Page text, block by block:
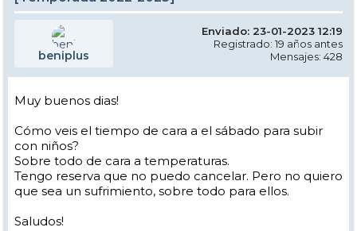
beniplus
Enviado: 23-01-2023 12:19
Registrado: 19 años antes
Mensajes: 428
Muy buenos dias!
Cómo veis el tiempo de cara a el sábado para subir
con niños?
Sobre todo de cara a temperaturas.
Tengo reserva que no puedo cancelar. Pero no quiero
que sea un sufrimiento, sobre todo para ellos.
Saludos!